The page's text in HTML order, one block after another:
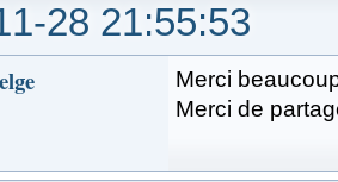
28 21:55:53
Merci
Merci de